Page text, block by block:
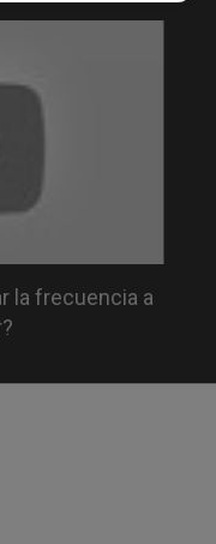
la frecuencia a